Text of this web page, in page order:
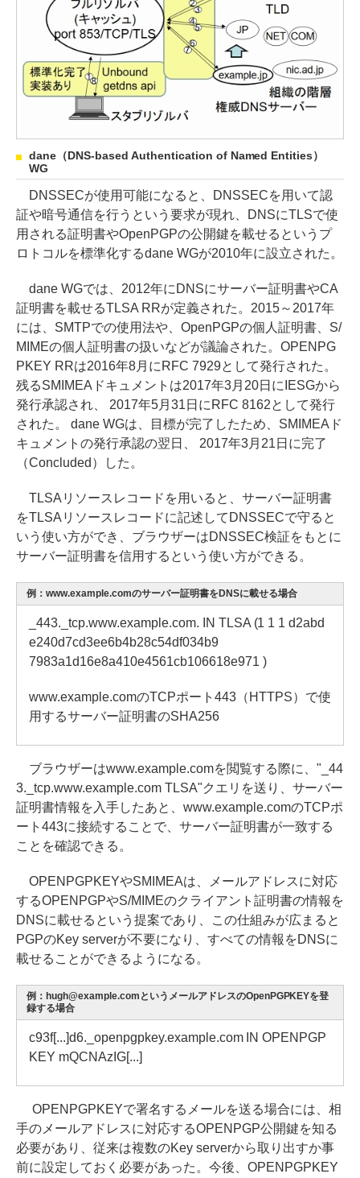
dane（DNS-based Authentication of Named Entities）
WG
DNSSECが使用可能になると、DNSSECを用いて認
証や暗号通信を行うという要求が現れ、DNSにTLSで使
用される証明書やOpenPGPの公開鍵を載せるというプ
ロトコルを標準化するdane WGが2010年に設立された。
dane WGでは、2012年にDNSにサーバー証明書やCA
証明書を載せるTLSA RRが定義された。2015～2017年
には、SMTPでの使用法や、OpenPGPの個人証明書、S/
MIMEの個人証明書の扱いなどが議論された。OPENPG
PKEY RRは2016年8月にRFC 7929として発行された。
残るSMIMEAドキュメントは2017年3月20日にIESGから
発行承認され、 2017年5月31日にRFC 8162として発行
された。 dane WGは、目標が完了したため、SMIMEAド
キュメントの発行承認の翌日、 2017年3月21日に完了
（Concluded）した。
TLSAリソースレコードを用いると、サーバー証明書
をTLSAリソースレコードに記述してDNSSECで守ると
いう使い方ができ、ブラウザーはDNSSEC検証をもとに
サーバー証明書を信用するという使い方ができる。
例：www.example.comのサーバー証明書をDNSに載せる場合
_443._tcp.www.example.com. IN TLSA (1 1 1 d2abd
e240d7cd3ee6b4b28c54df034b9
7983a1d16e8a410e4561cb106618e971 )
www.example.comのTCPポート443（HTTPS）で使
用するサーバー証明書のSHA256
ブラウザーはwww.example.comを閲覧する際に、"_44
3._tcp.www.example.com TLSA"クエリを送り、サーバー
証明書情報を入手したあと、www.example.comのTCPポ
ート443に接続することで、サーバー証明書が一致する
ことを確認できる。
OPENPGPKEYやSMIMEAは、メールアドレスに対応
するOPENPGPやS/MIMEのクライアント証明書の情報を
DNSに載せるという提案であり、この仕組みが広まると
PGPのKey serverが不要になり、すべての情報をDNSに
載せることができるようになる。
例：hugh@example.comというメールアドレスのOpenPGPKEYを登
録する場合
c93f[...]d6._openpgpkey.example.com IN OPENPGP
KEY mQCNAzIG[...]
OPENPGPKEYで署名するメールを送る場合には、相
手のメールアドレスに対応するOPENPGP公開鍵を知る
必要があり、従来は複数のKey serverから取り出すか事
前に設定しておく必要があった。今後、OPENPGPKEY